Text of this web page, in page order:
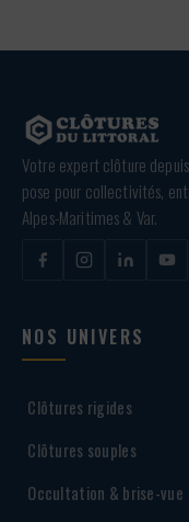
Votre expert clôture
pose pour collectivités,
Alpes-Maritimes & Var.
NOS UNIVERS
Clôtures rigides
Clôtures souples
Occultation & brise-vue